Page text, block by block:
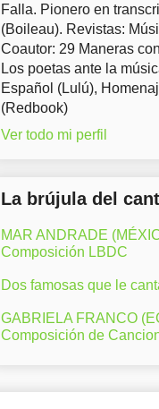
Falla. Pionero en
(Boileau). Revistas:
Coautor: 29 Maneras
Los poetas ante la
Español (Lulú),
(Redbook)
Ver todo mi perfil
La brújula del
MAR ANDRADE
Composición LBDC
Dos famosas que le
GABRIELA FRANCO
Composición de